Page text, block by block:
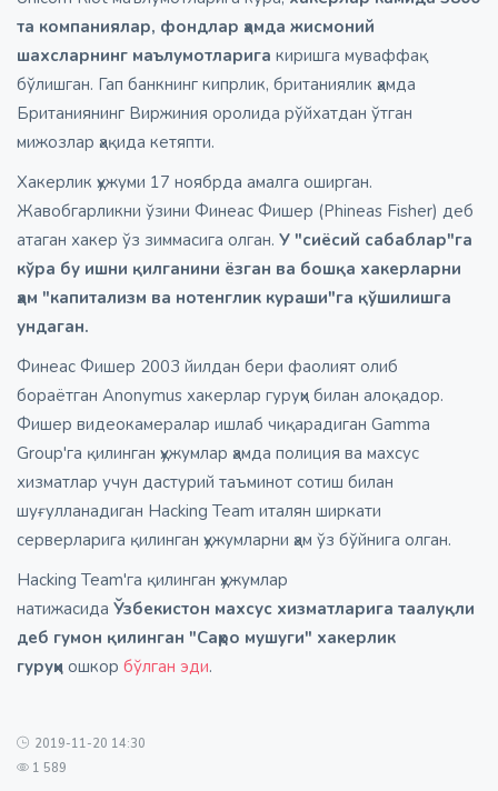
та компаниялар, фондлар ҳамда жисмоний
шахсларнинг маълумотларига киришга муваффақ
бўлишган. Гап банкнинг кипрлик, британиялик ҳамда
Британиянинг Виржиния оролида рўйхатдан ўтган
мижозлар ҳақида кетяпти.
Хакерлик ҳужуми 17 ноябрда амалга оширган.
Жавобгарликни ўзини Финеас Фишер (Phineas Fisher) деб
атаган хакер ўз зиммасига олган. У "сиёсий сабаблар"га
кўра бу ишни қилганини ёзган ва бошқа хакерларни
ҳам "капитализм ва нотенглик кураши"га қўшилишга
ундаган.
Финеас Фишер 2003 йилдан бери фаолият олиб
бораётган Anonymus хакерлар гуруҳи билан алоқадор.
Фишер видеокамералар ишлаб чиқарадиган Gamma
Group'га қилинган ҳужумлар ҳамда полиция ва махсус
хизматлар учун дастурий таъминот сотиш билан
шуғулланадиган Hacking Team италян ширкати
серверларига қилинган ҳужумларни ҳам ўз бўйнига олган.
Hacking Team'га қилинган ҳужумлар
натижасида Ўзбекистон махсус хизматларига таалуқли
деб гумон қилинган "Саҳро мушуги" хакерлик
гуруҳи ошкор бўлган эди.
2019-11-20 14:30
1 589